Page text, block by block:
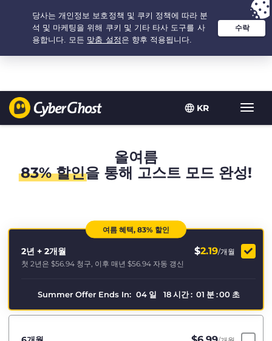
KR
탐
색
추천 옵션: 최저가 - 2.1666666666667년 $ 2.19 /개월
올여름
83% 할인을 통해 고스트 모드 완성!
여름 혜택, 83% 할인
2년 + 2개월 $2.19/개월
첫 2년은 $56.94 청구, 이후 매년 $56.94 자동 갱신
Summer Offer Ends In: 04 일 18 시간 : 01 분 :00 초